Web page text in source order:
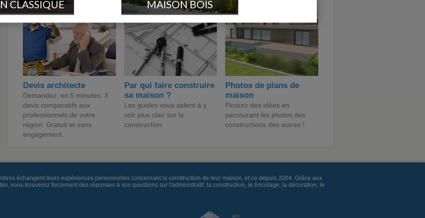
Devis architecte
Demandez, en 5 minutes, 3
devis comparatifs aux
professionnels de votre
région. Gratuit et sans
engagement.
Par qui faire construire
sa maison ?
Les guides vous aident à y
voir plus clair sur la
construction.
Photos de plans de
maison
Picorez des idées en
parcourant les photos des
constructions des autres !
échangent leurs expériences personnelles concernant la construction de leur maison, et ce depuis 2004. Grâce aux
vous trouverez forcement des réponses à vos questions sur l'administratif, la construction, le bricolage, la décoration, le
CLASSIQUE MAISON BOIS